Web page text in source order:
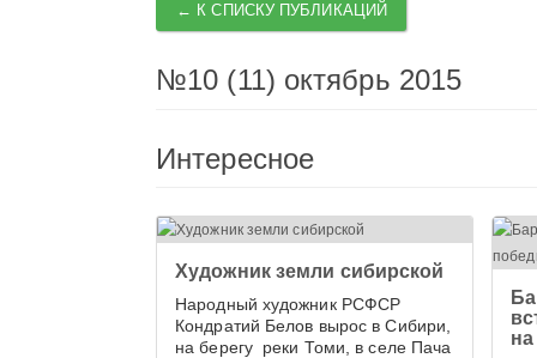
← К СПИСКУ ПУБЛИКАЦИЙ
№10 (11) октябрь 2015
Интересное
Художник земли сибирской
Народный художник РСФСР
Кондратий Белов вырос в Сибири,
на берегу реки Томи, в селе Пача